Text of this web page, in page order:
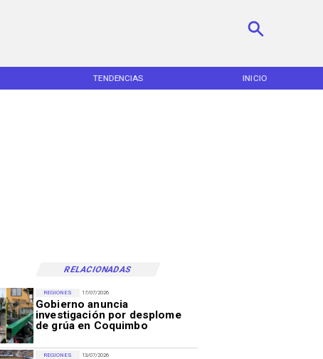
TENDENCIAS INICIO
RELACIONADAS
17/07/2026
Gobierno anuncia
investigación por desplome
de grúa en Coquimbo
REGIONES
13/07/2026
REGIONES